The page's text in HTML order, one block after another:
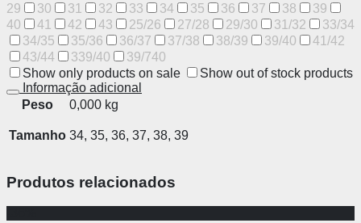
29
30 31 32 33 34 35 36 37 38
39
40
41 42 43 25/26 27/28 29/30 31/32
33/34
34/35
35/36 36/37 37/38 38/39 39/40
41/42
43/44
339/40
39/740
Show only products on sale
Show out of stock products
Informação adicional
Peso
0,000 kg
Tamanho 34, 35, 36, 37, 38, 39
Produtos relacionados